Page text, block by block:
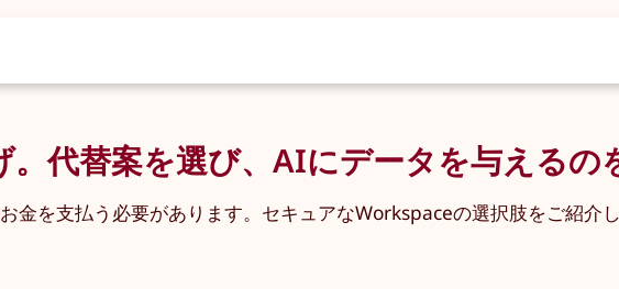
代替案を選び、AIにデータを与えるの
を支払う必要があります。セキュアなWorkspaceの選択肢をご紹介